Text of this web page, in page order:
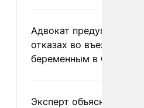
Адвокат предупредил
отказах во въезде
беременным в США
Эксперт объяснил